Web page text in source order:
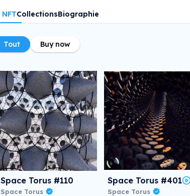
NFTCollectionsBiographie
Tout Buy now
Space Torus #110
Space Torus
Space Torus #401
Space Torus